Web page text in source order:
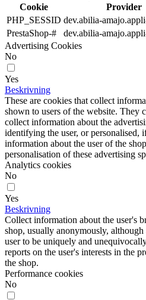
Cookie
Provider
PHP_SESSID dev.abilia-
PrestaShop-#
dev.abilia-
Advertising Cookies
No
Yes
Beskrivning
These are cookies that collect
shown to users of the website. They
collect information about the
identifying the user, or personalised,
information about the user of the
personalisation of these advertising
Analytics cookies
No
Yes
Beskrivning
Collect information about the user's
shop, usually anonymously,
user to be uniquely and
reports on the user's interests in the
the shop.
Performance cookies
No